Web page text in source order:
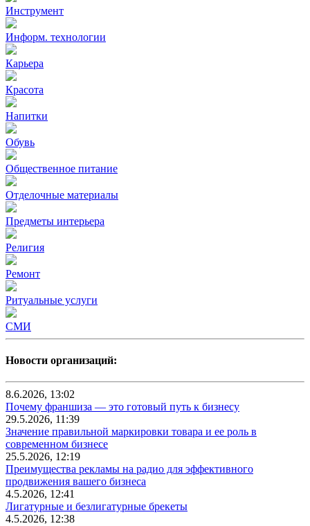
Инструмент
Информ. технологии
Карьера
Красота
Напитки
Обувь
Общественное питание
Отделочные материалы
Предметы интерьера
Религия
Ремонт
Ритуальные услуги
СМИ
Новости организаций:
8.6.2026, 13:02
Почему франшиза — это готовый путь к бизнесу
29.5.2026, 11:39
Значение правильной маркировки товара и ее роль в
современном бизнесе
25.5.2026, 12:19
Преимущества рекламы на радио для эффективного
продвижения вашего бизнеса
4.5.2026, 12:41
Лигатурные и безлигатурные брекеты
4.5.2026, 12:38